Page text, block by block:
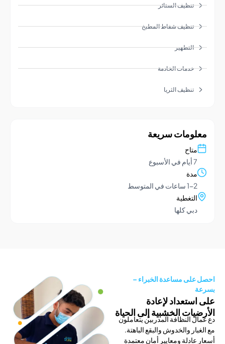
تنظيف الستائر
تنظيف شفاط المطبخ
التطهير
خدمات الخادمة
تنظيف الثريا
سريعة
مساعدة الخبراء –
لإعادة
الخشبية إلى الحياة
النظافة المدربين يتعاملون
والخدوش والبقع الباهتة.
ومعايير أمان معتمدة